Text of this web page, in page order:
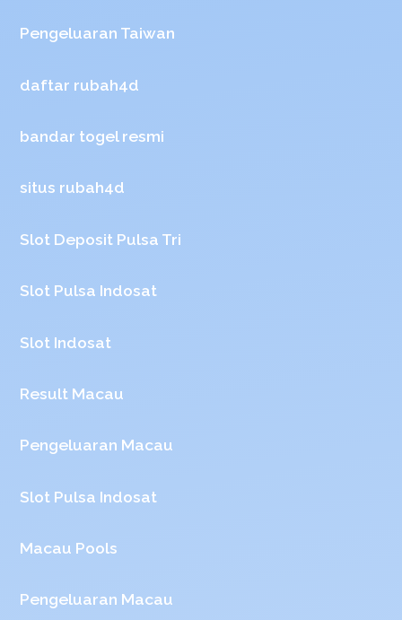
Pengeluaran Taiwan
daftar rubah4d
bandar togel resmi
situs rubah4d
Slot Deposit Pulsa Tri
Slot Pulsa Indosat
Slot Indosat
Result Macau
Pengeluaran Macau
Slot Pulsa Indosat
Macau Pools
Pengeluaran Macau